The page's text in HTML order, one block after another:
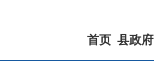
首页 县政府